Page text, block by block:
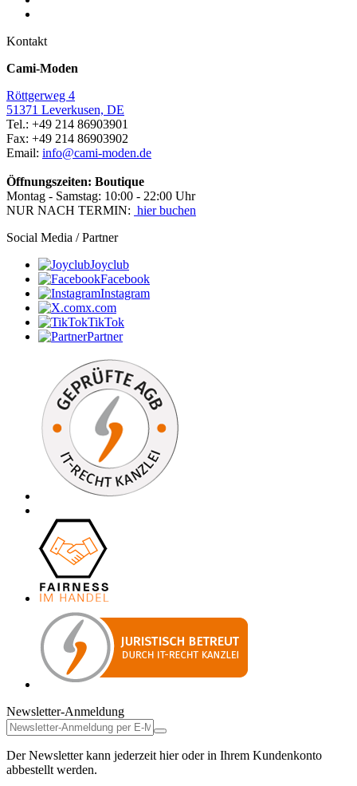
Kontakt
Cami-Moden
Röttgerweg 4
51371 Leverkusen, DE
Tel.: +49 214 86903901
Fax: +49 214 86903902
Email: info@cami-moden.de
Öffnungszeiten: Boutique
Montag - Samstag: 10:00 - 22:00 Uhr
NUR NACH TERMIN: hier buchen
Social Media / Partner
Joyclub
Facebook
Instagram
x.com
TikTok
Partner
Newsletter-Anmeldung
Der Newsletter kann jederzeit hier oder in Ihrem Kundenkonto
abbestellt werden.